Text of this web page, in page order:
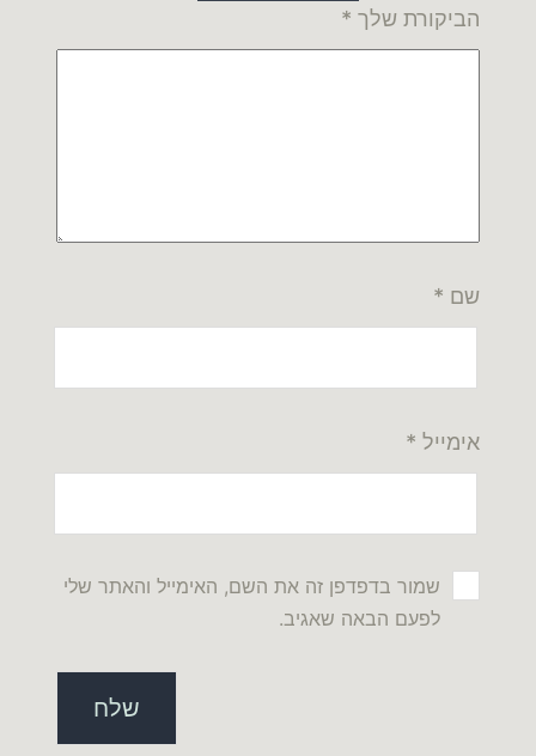
הביקורת שלך *
שם *
אימייל *
שמור בדפדפן זה את השם, האימייל והאתר שלי
לפעם הבאה שאגיב.